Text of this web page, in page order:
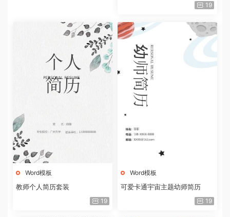
19
Word模板
教师个人简历套装
19
Word模板
可爱卡通宇宙主题幼师简历
19